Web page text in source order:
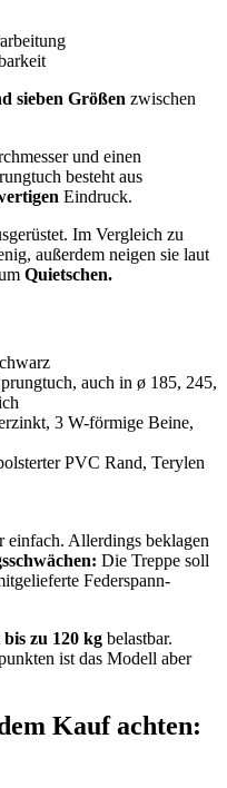
sieben Größen zwischen
und einen
besteht aus
Eindruck.
Im Vergleich zu
außerdem neigen sie laut
Quietschen.
auch in ø 185, 245,
3 W-förmige Beine,
PVC Rand, Terylen
einfach. Allerdings beklagen
Die Treppe soll
Federspann-
bis zu 120 kg belastbar.
ist das Modell aber
Kauf achten: